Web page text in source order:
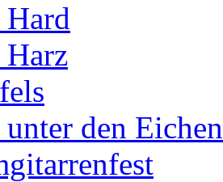
den Eichen